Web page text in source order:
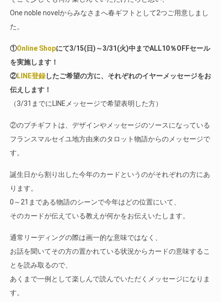
One noble novelからみなさまへ春ギフトとして2つご用意しまし
た。
①Online Shopにて3/15(日)～3/31(火)中までALL10％OFFセール
を実施します！
②LINE登録したご希望の方に、それぞれのイヤーメッセージをお
伝えします！
（3/31までにLINEメッセージで希望表明した方）
②のプチギフトは、デザインやメッセージのソースになっている
フランスマルセイユ地方由来のタロット物語からのメッセージで
す。
誕生日から割り出した今年のカードというのがそれぞれの方にあ
ります。
0～21まである物語のシーンで今年はどの位置にいて、
そのカードが伝えている教えが何かをお伝えいたします。
通常リーディングの際は画一的な意味ではなく、
お話を聞いてその方の置かれている状況からカードの意味するこ
とを読み取るので、
あくまで一例として楽しんで読んでいただくメッセージになりま
す。